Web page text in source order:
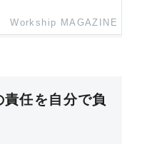
Workship MAGAZINE
任を自分で負